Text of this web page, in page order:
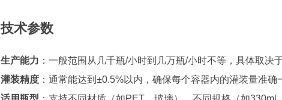
技术参数
生产能力 ：一般范围从几千瓶/小时到几万瓶/小时不等，具体取决
灌装精度 ：通常能达到±0.5%以内，确保每个容器内的灌装量准确